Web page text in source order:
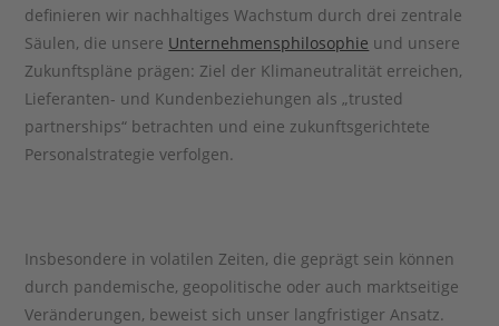
definieren wir nachhaltiges Wachstum durch drei zentrale
Säulen, die unsere Unternehmensphilosophie und unsere
Zukunftspläne prägen: Ziel der Klimaneutralität erreichen,
Lieferanten- und Kundenbeziehungen als „trusted
partnerships“ betrachten und eine zukunftsgerichtete
Personalstrategie verfolgen.
Insbesondere in volatilen Zeiten, die geprägt sein können
durch pandemische, geopolitische oder auch marktseitige
Veränderungen, beweist sich unser langfristiger Ansatz.